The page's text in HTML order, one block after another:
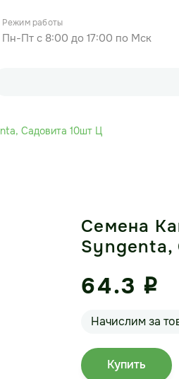
Режим работы
Пн-Пт с 8:00 до 17:00 по Мск
Садовита 10шт Ц
Семена
Syngenta,
64.3 i
Начислим за
Купить